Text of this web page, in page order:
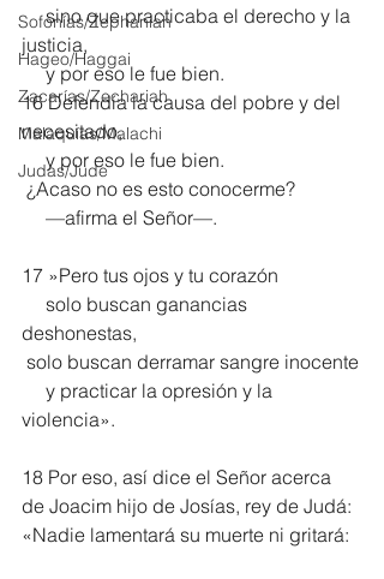
Sofonías/Zephaniah
Hageo/Haggai
Zacarías/Zechariah
Malaquías/Malachi
Judas/Jude
     sino que practicaba el derecho y la
justicia,
     y por eso le fue bien.
16 Defendía la causa del pobre y del
necesitado,
     y por eso le fue bien.
¿Acaso no es esto conocerme?
     —afirma el Señor—.
17 »Pero tus ojos y tu corazón
deshonestas,
solo buscan derramar sangre inocente
violencia».
18 Por eso, así dice el Señor acerca
de Joacim hijo de Josías, rey de Judá:
«Nadie lamentará su muerte ni gritará: